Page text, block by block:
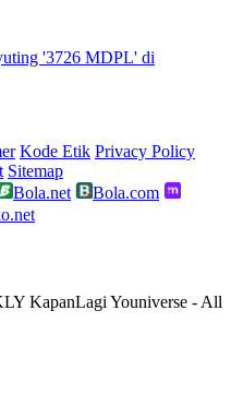
'3726 MDPL' di
Kode Etik Privacy Policy
Sitemap
Bola.net
Bola.com
KapanLagi Youniverse - All